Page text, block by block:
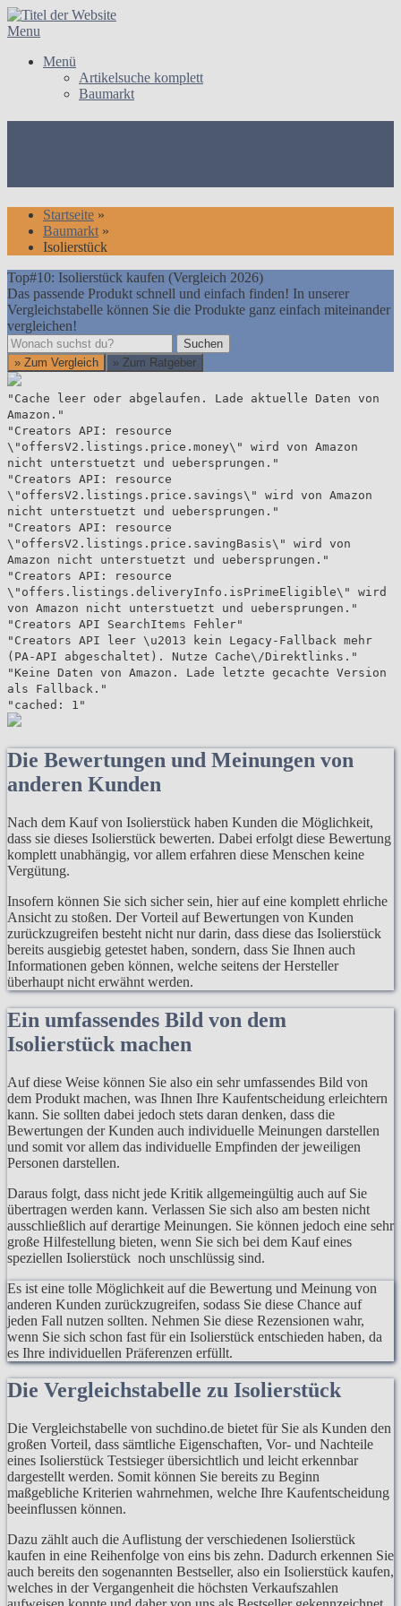
Skip
to
Menu
Menü
Artikelsuche komplett
Baumarkt
Startseite »
Baumarkt »
Isolierstück
Top#10: Isolierstück kaufen (Vergleich 2026)
Das passende Produkt schnell und einfach finden! In unserer
Vergleichstabelle können Sie die Produkte ganz einfach miteinander
vergleichen!
Suchen
Suchen
» Zum Vergleich
» Zum Ratgeber
"Cache leer oder abgelaufen. Lade aktuelle Daten von
Amazon."
"Creators API: resource
\"offersV2.listings.price.money\" wird von Amazon
nicht unterstuetzt und uebersprungen."
"Creators API: resource
\"offersV2.listings.price.savings\" wird von Amazon
nicht unterstuetzt und uebersprungen."
"Creators API: resource
\"offersV2.listings.price.savingBasis\" wird von
Amazon nicht unterstuetzt und uebersprungen."
"Creators API: resource
\"offers.listings.deliveryInfo.isPrimeEligible\" wird
von Amazon nicht unterstuetzt und uebersprungen."
"Creators API SearchItems Fehler"
"Creators API leer \u2013 kein Legacy-Fallback mehr
(PA-API abgeschaltet). Nutze Cache\/Direktlinks."
"Keine Daten von Amazon. Lade letzte gecachte Version
als Fallback."
"cached: 1"
Die Bewertungen und Meinungen von
anderen Kunden
Nach dem Kauf von Isolierstück haben Kunden die Möglichkeit,
dass sie dieses Isolierstück bewerten. Dabei erfolgt diese Bewertung
komplett unabhängig, vor allem erfahren diese Menschen keine
Vergütung.
Insofern können Sie sich sicher sein, hier auf eine komplett ehrliche
Ansicht zu stoßen. Der Vorteil auf Bewertungen von Kunden
zurückzugreifen besteht nicht nur darin, dass diese das Isolierstück
bereits ausgiebig getestet haben, sondern, dass Sie Ihnen auch
Informationen geben können, welche seitens der Hersteller
überhaupt nicht erwähnt werden.
Ein umfassendes Bild von dem
Isolierstück machen
Auf diese Weise können Sie also ein sehr umfassendes Bild von
dem Produkt machen, was Ihnen Ihre Kaufentscheidung erleichtern
kann. Sie sollten dabei jedoch stets daran denken, dass die
Bewertungen der Kunden auch individuelle Meinungen darstellen
und somit vor allem das individuelle Empfinden der jeweiligen
Personen darstellen.
Daraus folgt, dass nicht jede Kritik allgemeingültig auch auf Sie
übertragen werden kann. Verlassen Sie sich also am besten nicht
ausschließlich auf derartige Meinungen. Sie können jedoch eine sehr
große Hilfestellung bieten, wenn Sie sich bei dem Kauf eines
speziellen Isolierstück noch unschlüssig sind.
Es ist eine tolle Möglichkeit auf die Bewertung und Meinung von
anderen Kunden zurückzugreifen, sodass Sie diese Chance auf
jeden Fall nutzen sollten. Nehmen Sie diese Rezensionen wahr,
wenn Sie sich schon fast für ein Isolierstück entschieden haben, da
es Ihre individuellen Präferenzen erfüllt.
Die Vergleichstabelle zu Isolierstück
Die Vergleichstabelle von suchdino.de bietet für Sie als Kunden den
großen Vorteil, dass sämtliche Eigenschaften, Vor- und Nachteile
eines Isolierstück Testsieger übersichtlich und leicht erkennbar
dargestellt werden. Somit können Sie bereits zu Beginn
maßgebliche Kriterien wahrnehmen, welche Ihre Kaufentscheidung
beeinflussen können.
Dazu zählt auch die Auflistung der verschiedenen Isolierstück
kaufen in eine Reihenfolge von eins bis zehn. Dadurch erkennen Sie
auch bereits den sogenannten Bestseller, also ein Isolierstück kaufen,
welches in der Vergangenheit die höchsten Verkaufszahlen